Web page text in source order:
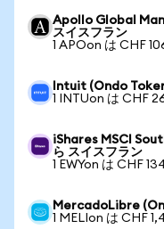
Apollo Global
スイスフラン
1 APOon は CHF
Intuit (Ondo
1 INTUon は CHF
iShares MSCI
ら スイスフラン
1 EWYon は CHF
MercadoLibre
1 MELIon は CHF